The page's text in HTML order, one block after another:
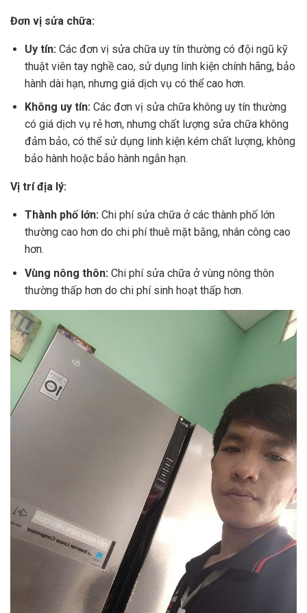
Đơn vị sửa chữa:
Uy tín:Các đơn vị sửa chữa uy tín thường có đội ngũ kỹ
thuật viên tay nghề cao, sử dụng linh kiện chính hãng, bảo
hành dài hạn, nhưng giá dịch vụ có thể cao hơn.
Không uy tín:Các đơn vị sửa chữa không uy tín thường
có giá dịch vụ rẻ hơn, nhưng chất lượng sửa chữa không
đảm bảo, có thể sử dụng linh kiện kém chất lượng, không
bảo hành hoặc bảo hành ngắn hạn.
Vị trí địa lý:
Thành phố lớn:Chi phí sửa chữa ở các thành phố lớn
thường cao hơn do chi phí thuê mặt bằng, nhân công cao
hơn.
Vùng nông thôn:Chi phí sửa chữa ở vùng nông thôn
thường thấp hơn do chi phí sinh hoạt thấp hơn.